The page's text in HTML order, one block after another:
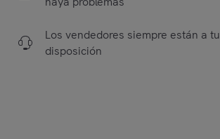
Los vendedores siempre están a tu
disposición